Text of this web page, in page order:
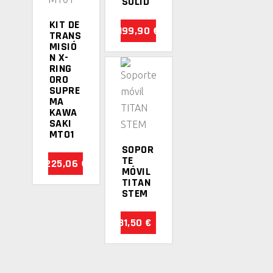
KIT DE
TRANS
MISIÓ
N X-
RING
ORO
SUPRE
MA
KAWA
SAKI
MT01
225,06 €
variantes.
Las
opciones
se
pueden
elegir
en
de
producto
199,90 €
SOPOR
TE
MÓVIL
TITAN
STEM
31,50 €